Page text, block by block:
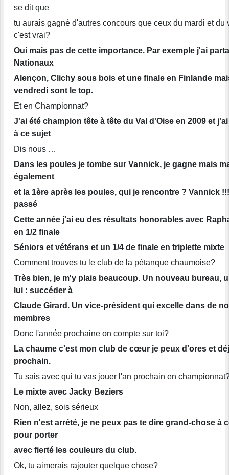
se dit que
tu aurais gagné d'autres concours que ceux du mardi et du
c'est vrai?
Oui mais pas de cette importance. Par exemple j'ai
Nationaux
Alençon, Clichy sous bois et une finale en Finlande
vendredi sont le top.
Et en Championnat?
J'ai été champion tête à tête du Val d'Oise en 2009 et
à ce sujet
Dis nous …
Dans les poules je tombe sur Vannick, je gagne mais
également
et la 1ère après les poules, qui je rencontre ? Vannick
passé
Cette année j'ai eu des résultats honorables avec
en 1/2 finale
Séniors et vétérans et un 1/4 de finale en triplette mixte
Comment trouves tu le club de la pétanque chaumoise?
Très bien, je m'y plais beaucoup. Un nouveau bureau,
lui : succéder à
Claude Girard. Un vice-président qui excelle dans de
membres
Donc l'année prochaine on compte sur toi?
La chaume c'est mon club de cœur je peux d'ores et
prochain.
Tu sais avec qui tu vas jouer l'an prochain en
Le mixte avec Jacky Beziers
Non, allez, sois sérieux
Rien n'est arrété, je ne peux pas te dire grand-chose à
pour porter
avec fierté les couleurs du club.
Ok, tu aimerais rajouter quelque chose?